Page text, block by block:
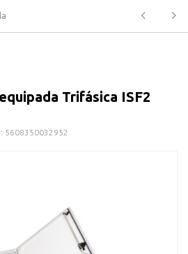
Trifásica ISF2
5608350032952